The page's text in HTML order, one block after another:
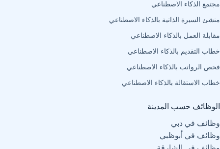
مجتمع الذكاء الاصطناعي
منشئ السيرة الذاتية بالذكاء الاصطناعي
مقابلة العمل بالذكاء الاصطناعي
خطاب التقديم بالذكاء الاصطناعي
فحص الرواتب بالذكاء الاصطناعي
خطاب الاستقالة بالذكاء الاصطناعي
الوظائف حسب المدينة
وظائف في دبي
وظائف في أبوظبي